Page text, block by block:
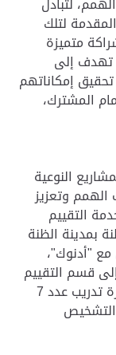
لتلك
حيث وصل عدد الشراكات إلى 68 شراكة متميزة
تهدف إلى
إمكاناتهم
المشترك،
النوعية
وتعزيز
التقييم
بمدينة الظنة
"أدنوك"،
قسم التقييم
في مستشفى الظنة، بالإضافة إلى مباشرة تدريب عدد 7